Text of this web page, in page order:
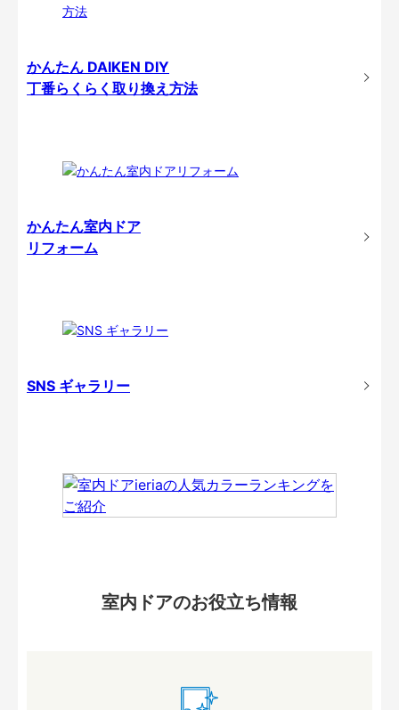
かんたん DAIKEN DIY
丁番らくらく取り換え方法
かんたん室内ドア
リフォーム
SNS ギャラリー
室内ドアのお役立ち情報